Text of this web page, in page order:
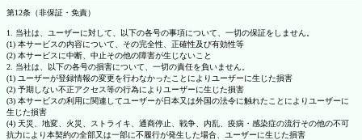
第12条（非保証・免責）
1. 当社は、ユーザーに対して、以下の各号の事項について、一切の保証をしません。
(1) 本サービスの内容について、その完全性、正確性及び有効性等
(2) 本サービスに中断、中止その他の障害が生じないこと
2. 当社は、以下の各号の損害について、一切の責任を負いません。
(1) ユーザーが登録情報の変更を行わなかったことによりユーザーに生じた損害
(2) 予期しない不正アクセス等の行為によりユーザーに生じた損害
(3) 本サービスの利用に関連してユーザーが日本又は外国の法令に触れたことによりユーザーに
生じた損害
(4) 天災、地変、火災、ストライキ、通商停止、戦争、内乱、疫病・感染症の流行その他の不可
抗力により本契約の全部又は一部に不履行が発生した場合、ユーザーに生じた損害